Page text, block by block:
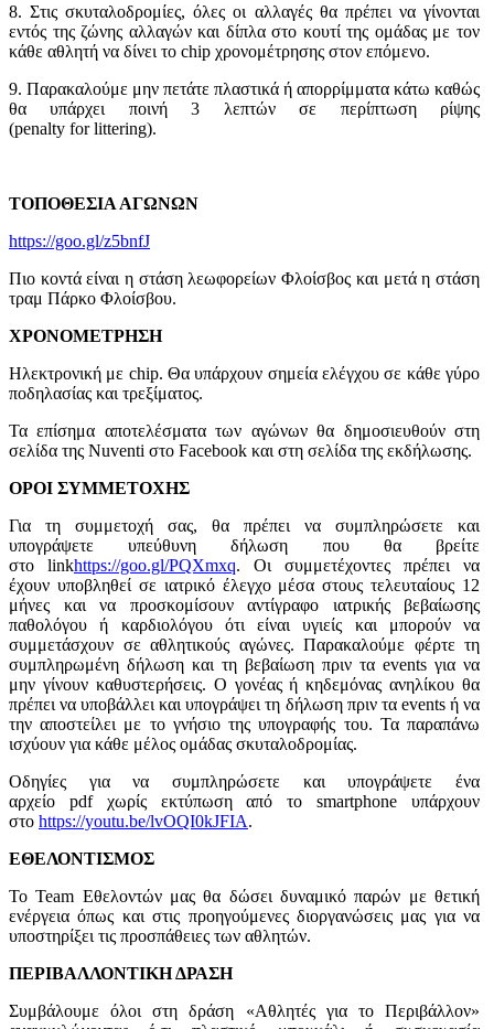
8. Στις σκυταλοδρομίες, όλες οι αλλαγές θα πρέπει να γίνονται
εντός της ζώνης αλλαγών και δίπλα στο κουτί της ομάδας με τον
κάθε αθλητή να δίνει το chip χρονομέτρησης στον επόμενο.
9. Παρακαλούμε μην πετάτε πλαστικά ή απορρίμματα κάτω καθώς
θα υπάρχει ποινή 3 λεπτών σε περίπτωση ρίψης
(penalty for littering).
ΤΟΠΟΘΕΣΙΑ ΑΓΩΝΩΝ
https://goo.gl/z5bnfJ
Πιο κοντά είναι η στάση λεωφορείων Φλοίσβος και μετά η στάση
τραμ Πάρκο Φλοίσβου.
ΧΡΟΝΟΜΕΤΡΗΣΗ
Ηλεκτρονική με chip. Θα υπάρχουν σημεία ελέγχου σε κάθε γύρο
ποδηλασίας και τρεξίματος.
Τα επίσημα αποτελέσματα των αγώνων θα δημοσιευθούν στη
σελίδα της Nuventi στο Facebook και στη σελίδα της εκδήλωσης.
ΟΡΟΙ ΣΥΜΜΕΤΟΧΗΣ
Για τη συμμετοχή σας, θα πρέπει να συμπληρώσετε και
υπογράψετε υπεύθυνη δήλωση που θα βρείτε
στο linkhttps://goo.gl/PQXmxq. Οι συμμετέχοντες πρέπει να
έχουν υποβληθεί σε ιατρικό έλεγχο μέσα στους τελευταίους 12
μήνες και να προσκομίσουν αντίγραφο ιατρικής βεβαίωσης
παθολόγου ή καρδιολόγου ότι είναι υγιείς και μπορούν να
συμμετάσχουν σε αθλητικούς αγώνες. Παρακαλούμε φέρτε τη
συμπληρωμένη δήλωση και τη βεβαίωση πριν τα events για να
μην γίνουν καθυστερήσεις. Ο γονέας ή κηδεμόνας ανηλίκου θα
πρέπει να υποβάλλει και υπογράψει τη δήλωση πριν τα events ή να
την αποστείλει με το γνήσιο της υπογραφής του. Τα παραπάνω
ισχύουν για κάθε μέλος ομάδας σκυταλοδρομίας.
Οδηγίες για να συμπληρώσετε και υπογράψετε ένα
αρχείο pdf χωρίς εκτύπωση από το smartphone υπάρχουν
στο https://youtu.be/lvOQI0kJFIA.
ΕΘΕΛΟΝΤΙΣΜΟΣ
Το Team Εθελοντών μας θα δώσει δυναμικό παρών με θετική
ενέργεια όπως και στις προηγούμενες διοργανώσεις μας για να
υποστηρίξει τις προσπάθειες των αθλητών.
ΠΕΡΙΒΑΛΛΟΝΤΙΚΗ ΔΡΑΣΗ
Συμβάλουμε όλοι στη δράση «Αθλητές για το Περιβάλλον»